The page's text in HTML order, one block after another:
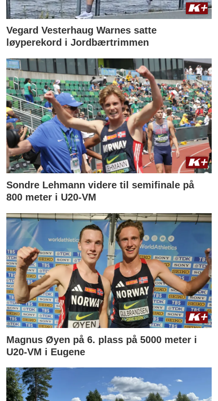
Vegard Vesterhaug Warnes satte
løyperekord i Jordbærtrimmen
Sondre Lehmann videre til semifinale på
800 meter i U20-VM
Magnus Øyen på 6. plass på 5000 meter i
U20-VM i Eugene